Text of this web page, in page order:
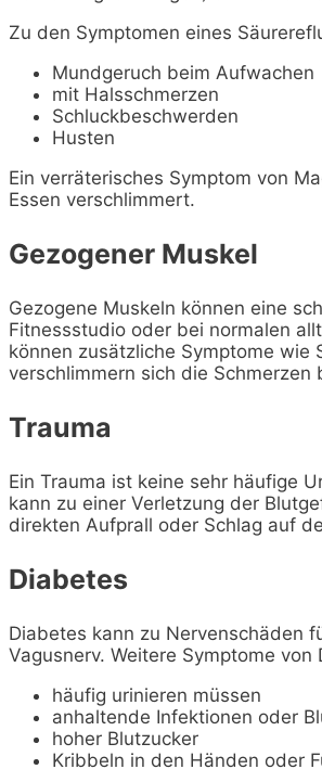
Zu den Symptomen eines
Mundgeruch beim Aufwachen
mit Halsschmerzen
Schluckbeschwerden
Husten
Ein verräterisches Symptom von
Essen verschlimmert.
Gezogener Muskel
Gezogene Muskeln können eine
Fitnessstudio oder bei normalen
können zusätzliche Symptome wie
verschlimmern sich die Schmerzen
Trauma
Ein Trauma ist keine sehr häufige
kann zu einer Verletzung der
direkten Aufprall oder Schlag auf
Diabetes
Diabetes kann zu Nervenschäden
Vagusnerv. Weitere Symptome von
häufig urinieren müssen
anhaltende Infektionen oder
hoher Blutzucker
Kribbeln in den Händen oder